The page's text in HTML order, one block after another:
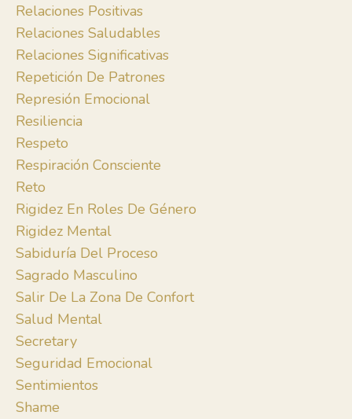
Relaciones Positivas
Relaciones Saludables
Relaciones Significativas
Repetición De Patrones
Represión Emocional
Resiliencia
Respeto
Respiración Consciente
Reto
Rigidez En Roles De Género
Rigidez Mental
Sabiduría Del Proceso
Sagrado Masculino
Salir De La Zona De Confort
Salud Mental
Secretary
Seguridad Emocional
Sentimientos
Shame